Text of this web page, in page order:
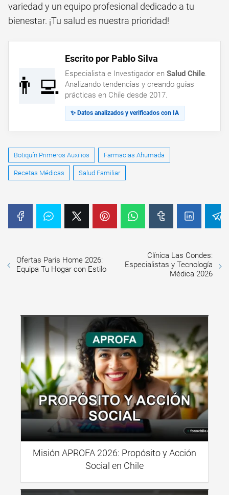
variedad y un equipo profesional dedicado a tu
bienestar. ¡Tu salud es nuestra prioridad!
👨‍💻
Escrito por Pablo Silva
Especialista e Investigador en Salud Chile.
Analizando tendencias y creando guías
prácticas en Chile desde 2017.
✨ Datos analizados y verificados con IA
Botiquín Primeros Auxilios Farmacias Ahumada
Recetas Médicas Salud Familiar
Ofertas Paris Home 2026:
Equipa Tu Hogar con Estilo
Clínica Las Condes:
Especialistas y Tecnología
Médica 2026
Misión APROFA 2026: Propósito y Acción
Social en Chile